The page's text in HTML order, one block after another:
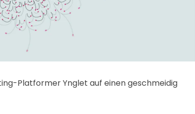
Platformer Ynglet auf einen geschmeidig